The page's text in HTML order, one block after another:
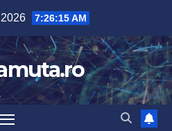
7:26:16 AM